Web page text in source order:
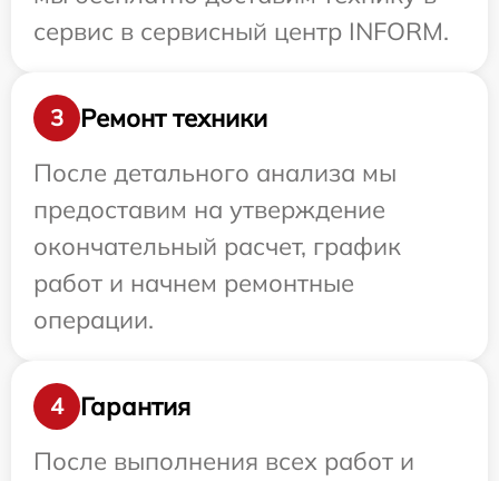
сервис в сервисный центр INFORM.
3
Ремонт техники
После детального анализа мы
предоставим на утверждение
окончательный расчет, график
работ и начнем ремонтные
операции.
4
Гарантия
После выполнения всех работ и